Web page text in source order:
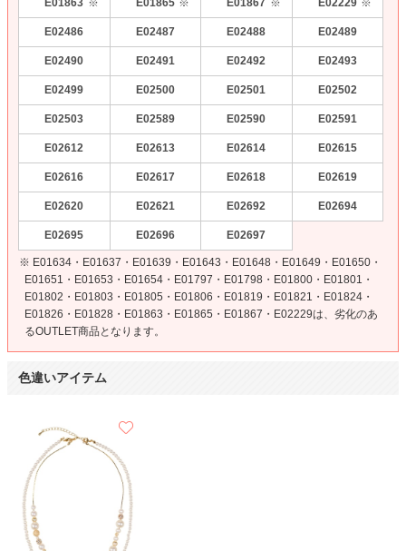
※ ※ ※ ※
E02486 E02487 E02488 E02489
E02490 E02491 E02492 E02493
E02499 E02500 E02501 E02502
E02503 E02589 E02590 E02591
E02612 E02613 E02614 E02615
E02616 E02617 E02618 E02619
E02620 E02621 E02692 E02694
E02695 E02696 E02697
※ E01634・E01637・E01639・E01643・E01648・E01649・E01650・
E01651・E01653・E01654・E01797・E01798・E01800・E01801・
E01802・E01803・E01805・E01806・E01819・E01821・E01824・
E01826・E01828・E01863・E01865・E01867・E02229は、劣化のあ
るOUTLET商品となります。
色違いアイテム